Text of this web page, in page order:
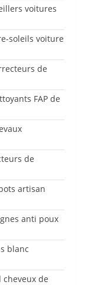
voitures
soleils voiture
de
FAP de
de
artisan
anti poux
blanc
de